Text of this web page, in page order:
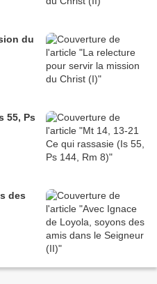
du
55, Ps
des